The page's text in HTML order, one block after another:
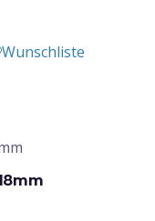
Wunschliste